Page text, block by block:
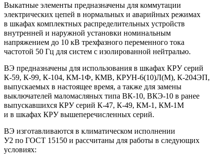
Выкатные элементы предназначены для коммутации
электрических цепей в нормальных и аварийных режимах
в шкафах комплектных распределительных устройств
внутренней и наружной установки номинальным
напряжением до 10 кВ трехфазного переменного тока
частотой 50 Гц для систем с изолированной нейтралью.
ВЭ предназначены для использования в шкафах КРУ серий
К-59, К-99, К-104, КМ-1Ф, КМВ, КРУН-6(10)Л(М), К-204ЭП,
выпускаемых в настоящее время, а также для замены
выключателей маломасляных типа ВК-10, ВКЭ-10 в ранее
выпускавшихся КРУ серий К-47, К-49, КМ-1, КМ-1М
и в шкафах КРУ вышеперечисленных серий.
ВЭ изготавливаются в климатическом исполнении
У2 по ГОСТ 15150 и рассчитаны для работы в следующих
условиях: